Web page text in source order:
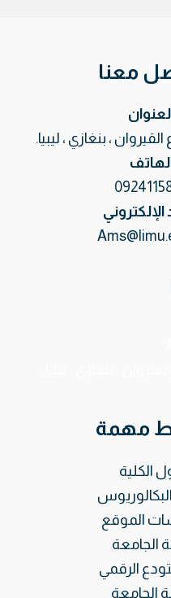
معنا
، بنغازي ، ليبيا.
الإلكتروني
مهمة
الكلية
الموقع
الجامعة
الرقمي
الجامعة